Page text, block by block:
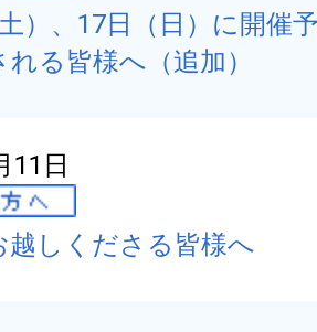
）、17日（日）に開催
る皆様へ（追加）
11日
越しくださる皆様へ